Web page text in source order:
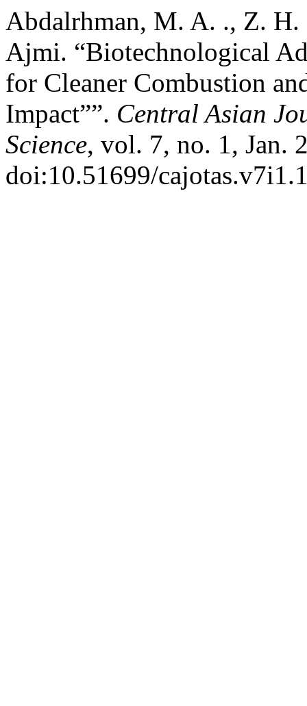
Abdalrhman, M. A. ., Z. H.
Ajmi. “Biotechnological
for Cleaner Combustion
Impact””. Central Asian
Science, vol. 7, no. 1, Jan.
doi:10.51699/